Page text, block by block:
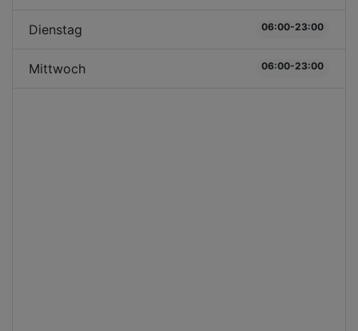
Dienstag 06:00-23:00
Mittwoch 06:00-23:00